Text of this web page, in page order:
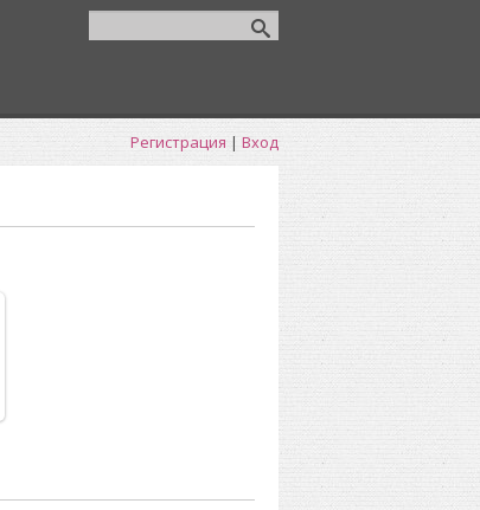
Регистрация | Вход